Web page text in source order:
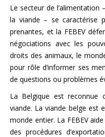
Le secteur de l’alimentation
la viande – se caractérise
prenantes, et la FEBEV
négociations avec les
droits des animaux, le
pour rôle d’informer ses
de questions ou problèmes
La Belgique est reconnue
viande. La viande belge est
monde entier. La FEBEV
des procédures